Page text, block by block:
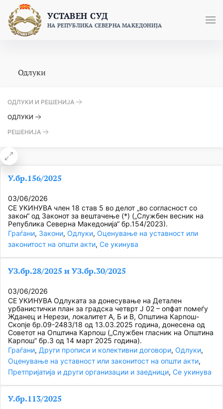
content
УСТАВЕН СУД
НА РЕПУБЛИКА СЕВЕРНА МАКЕДОНИЈА
Одлуки
ОДЛУКИ И РЕШЕНИЈА
ОДЛУКИ
РЕШЕНИЈА
У.бр.156/2025
03/06/2026
СЕ УКИНУВА член 18 став 5 во делот „во согласност со
закон“ од Законот за вештачење (*) („Службен весник на
Република Северна Македонија“ бр.154/2023).
Граѓани, Закони, Одлуки, Оценување на уставност или
законитост на општи акти, Се укинува
УЗ.бр.28/2025 и УЗ.бр.30/2025
03/06/2026
СЕ УКИНУВА Одлуката за донесување на Детален
урбанистички план за градска четврт Ј 02 – опфат помеѓу
Жданец и Нерези, локалитет А, Б и В, Општина Карпош-
Скопје бр.09-2483/18 од 13.03.2025 година, донесена од
Советот на Општина Карпош („Службен гласник на Општина
Карпош” бр.3 од 14 март 2025 година).
Граѓани, Други прописи и колективни договори, Одлуки
Оценување на уставност или законитост на општи акти
Претпријатија и други организации и заедници, Се укинува
У.бр.113/2025